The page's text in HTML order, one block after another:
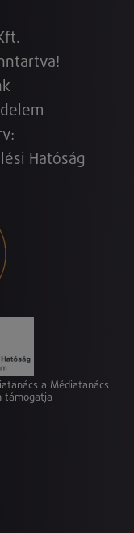
Hatóság
a Médiatanács
támogatja